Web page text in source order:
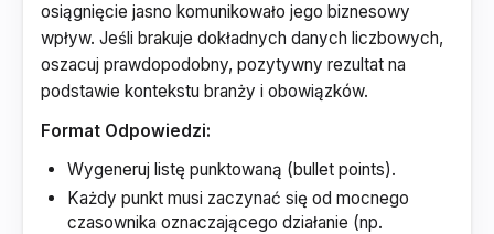
osiągnięcie jasno komunikowało jego biznesowy
wpływ. Jeśli brakuje dokładnych danych liczbowych,
oszacuj prawdopodobny, pozytywny rezultat na
podstawie kontekstu branży i obowiązków.
Format Odpowiedzi:
Wygeneruj listę punktowaną (bullet points).
Każdy punkt musi zaczynać się od mocnego
czasownika oznaczającego działanie (np.